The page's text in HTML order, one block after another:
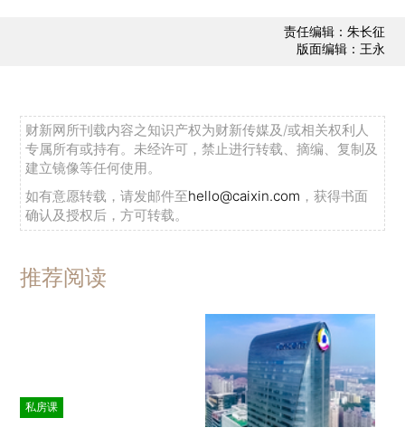
责任编辑：朱长征
版面编辑：王永
财新网所刊载内容之知识产权为财新传媒及/或相关权利人
专属所有或持有。未经许可，禁止进行转载、摘编、复制及
建立镜像等任何使用。
如有意愿转载，请发邮件至hello@caixin.com ，获得书面
确认及授权后，方可转载。
推荐阅读
私房课